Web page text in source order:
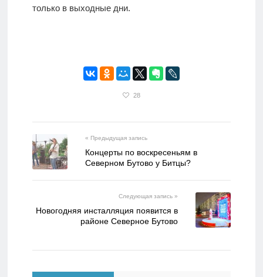
только в выходные дни.
28
« Предыдущая запись
Концерты по воскресеньям в
Северном Бутово у Битцы?
Следующая запись »
Новогодняя инсталляция появится в
районе Северное Бутово